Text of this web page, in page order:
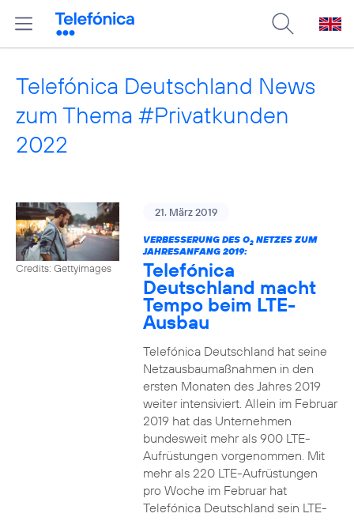
Telefónica Deutschland News
zum Thema #Privatkunden
2022
Credits: Gettyimages
21. März 2019
VERBESSERUNG DES O2NETZES ZUM
JAHRESANFANG 2019:
Telefónica
Deutschland macht
Tempo beim LTE-
Ausbau
Telefónica Deutschland hat seine
Netzausbaumaßnahmen in den
ersten Monaten des Jahres 2019
weiter intensiviert. Allein im Februar
2019 hat das Unternehmen
bundesweit mehr als 900 LTE-
Aufrüstungen vorgenommen. Mit
mehr als 220 LTE-Aufrüstungen
pro Woche im Februar hat
Telefónica Deutschland sein LTE-